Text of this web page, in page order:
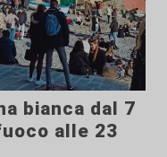
bianca dal 7
alle 23